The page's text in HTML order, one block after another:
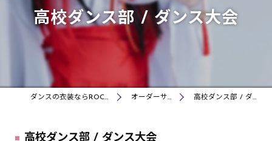
高校ダンス部 / ダンス大会
ダンスの衣装ならROCHE BLANC オーダーサンプル 高校ダンス部 / ダンス大会
高校ダンス部 / ダンス大会